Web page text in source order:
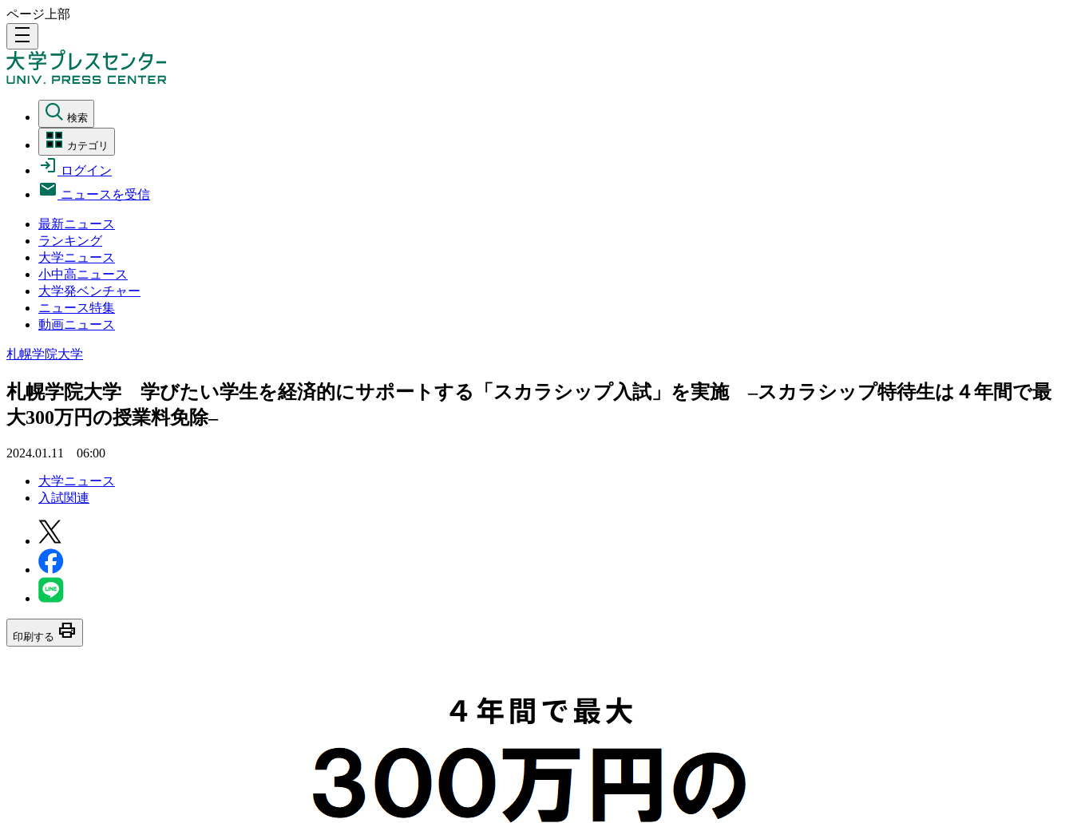
ページ上部
density_medium
検索
カテゴリ
ログイン
ニュースを受信
最新ニュース
ランキング
大学ニュース
小中高ニュース
大学発ベンチャー
ニュース特集
動画ニュース
札幌学院大学
札幌学院大学 学びたい学生を経済的にサポートする「スカラシップ入試」を実施 –スカラシップ特待生は４年間で最
大300万円の授業料免除–
2024.01.11 06:00
大学ニュース
入試関連
印刷する print